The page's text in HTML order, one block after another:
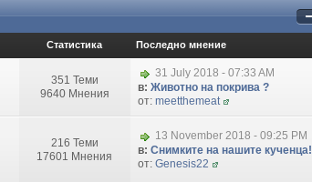
Статистика Последно мнение
351 Теми
9640 Мнения
31 July 2018 - 07:33 AM
в: Животно на покрива ?
от: meetthemeat
216 Теми
17601 Мнения
13 November 2018 - 09:25 PM
в: Снимките на нашите кученца!
от: Genesis22